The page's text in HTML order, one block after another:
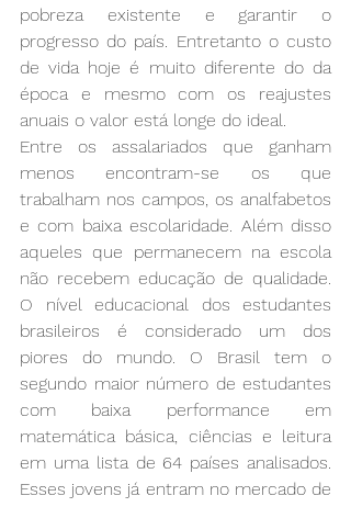
pobreza existente e garantir o
progresso do país. Entretanto o custo
de vida hoje é muito diferente do da
época e mesmo com os reajustes
anuais o valor está longe do ideal.
Entre os assalariados que ganham
menos encontram-se os que
trabalham nos campos, os analfabetos
e com baixa escolaridade. Além disso
aqueles que permanecem na escola
não recebem educação de qualidade.
O nível educacional dos estudantes
brasileiros é considerado um dos
piores do mundo. O Brasil tem o
segundo maior número de estudantes
com baixa performance em
matemática básica, ciências e leitura
em uma lista de 64 países analisados.
Esses jovens já entram no mercado de